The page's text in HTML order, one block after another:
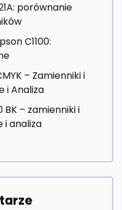
porównanie
C1100:
– Zamienniki i
i Analiza
– zamienniki i
i analiza